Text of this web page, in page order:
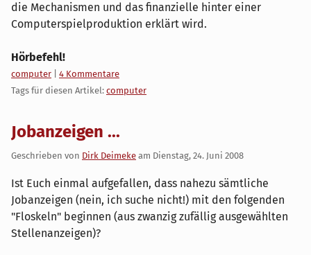
die Mechanismen und das finanzielle hinter einer
Computerspielproduktion erklärt wird.
Hörbefehl!
Kategorien:
computer
4 Kommentare
Tags für diesen Artikel: computer
Jobanzeigen ...
Geschrieben von Dirk Deimeke am Dienstag, 24. Juni 2008
Ist Euch einmal aufgefallen, dass nahezu sämtliche
Jobanzeigen (nein, ich suche nicht!) mit den folgenden
"Floskeln" beginnen (aus zwanzig zufällig ausgewählten
Stellenanzeigen)?